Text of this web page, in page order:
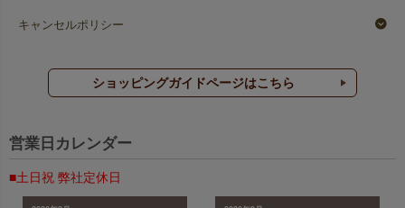
キャンセルポリシー
ショッピングガイドページはこちら
営業日カレンダー
■土日祝 弊社定休日